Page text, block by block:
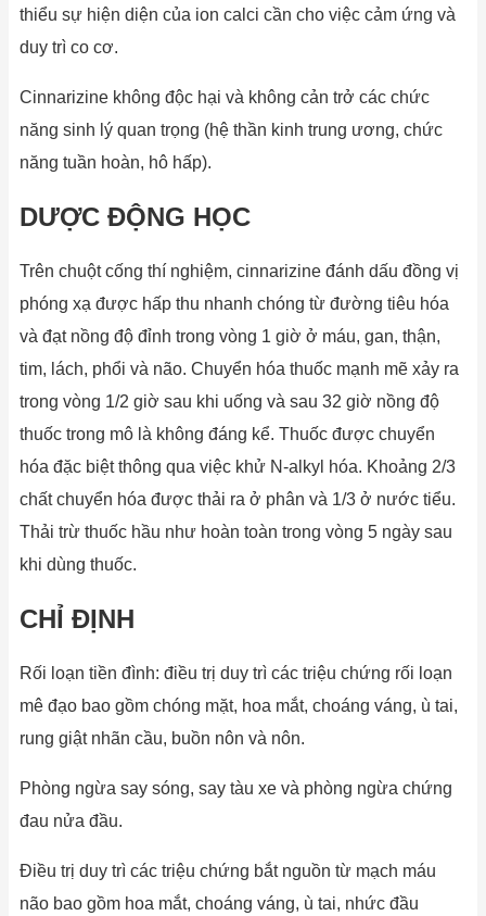
thiểu sự hiện diện của ion calci cần cho việc cảm ứng và
duy trì co cơ.
Cinnarizine không độc hại và không cản trở các chức
năng sinh lý quan trọng (hệ thần kinh trung ương, chức
năng tuần hoàn, hô hấp).
DƯỢC ĐỘNG HỌC
Trên chuột cống thí nghiệm, cinnarizine đánh dấu đồng vị
phóng xạ được hấp thu nhanh chóng từ đường tiêu hóa
và đạt nồng độ đỉnh trong vòng 1 giờ ở máu, gan, thận,
tim, lách, phổi và não. Chuyển hóa thuốc mạnh mẽ xảy ra
trong vòng 1/2 giờ sau khi uống và sau 32 giờ nồng độ
thuốc trong mô là không đáng kể. Thuốc được chuyển
hóa đặc biệt thông qua việc khử N-alkyl hóa. Khoảng 2/3
chất chuyển hóa được thải ra ở phân và 1/3 ở nước tiểu.
Thải trừ thuốc hầu như hoàn toàn trong vòng 5 ngày sau
khi dùng thuốc.
CHỈ ĐỊNH
Rối loạn tiền đình: điều trị duy trì các triệu chứng rối loạn
mê đạo bao gồm chóng mặt, hoa mắt, choáng váng, ù tai,
rung giật nhãn cầu, buồn nôn và nôn.
Phòng ngừa say sóng, say tàu xe và phòng ngừa chứng
đau nửa đầu.
Điều trị duy trì các triệu chứng bắt nguồn từ mạch máu
não bao gồm hoa mắt, choáng váng, ù tai, nhức đầu